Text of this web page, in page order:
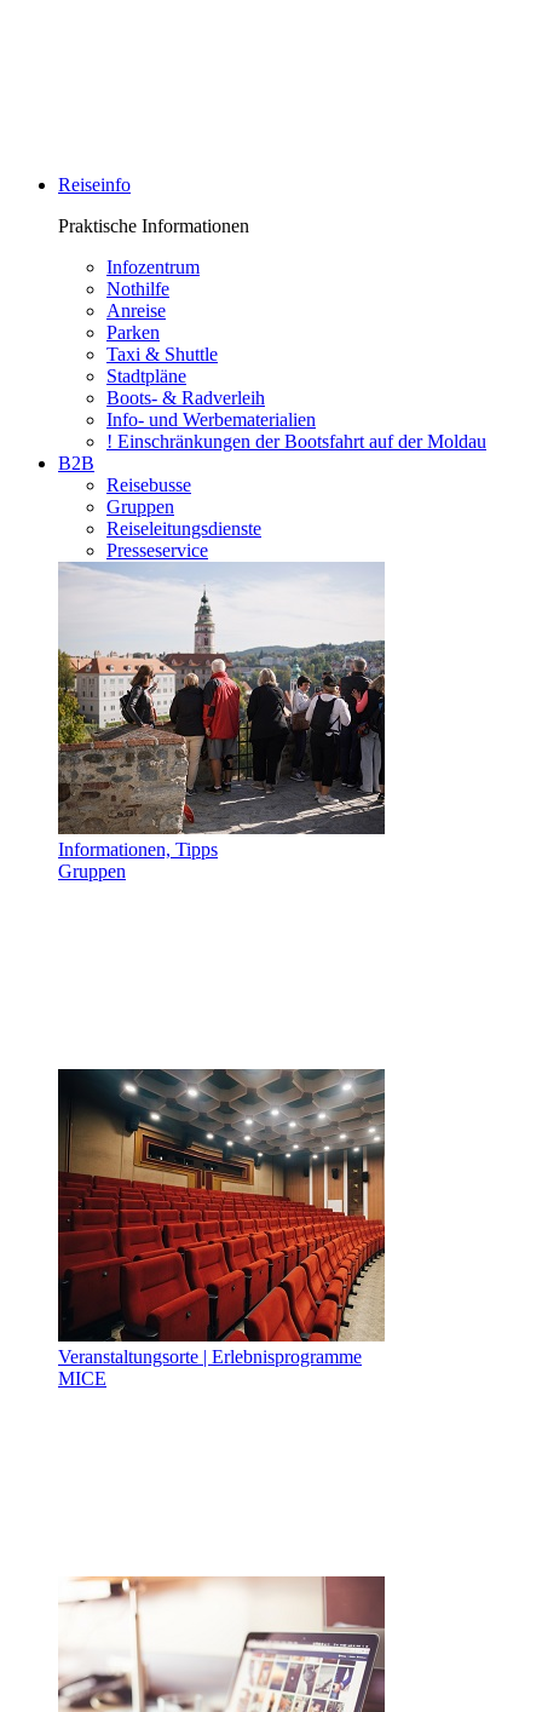
Reiseinfo
Praktische Informationen
Infozentrum
Nothilfe
Anreise
Parken
Taxi & Shuttle
Stadtpläne
Boots- & Radverleih
Info- und Werbematerialien
! Einschränkungen der Bootsfahrt auf der Moldau
B2B
Reisebusse
Gruppen
Reiseleitungsdienste
Presseservice
Informationen, Tipps
Gruppen
Veranstaltungsorte | Erlebnisprogramme
MICE